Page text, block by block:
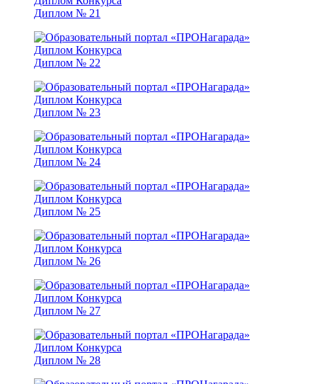
Диплом № 21
Диплом № 22
Диплом № 23
Диплом № 24
Диплом № 25
Диплом № 26
Диплом № 27
Диплом № 28